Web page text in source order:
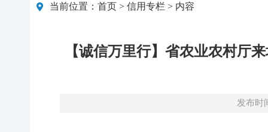
当前位置： 首页 > 信用专栏 > 内容
【诚信万里行】省农业农村厅
发布时